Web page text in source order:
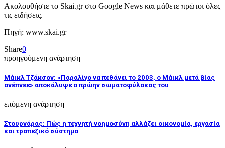
Ακολουθήστε το Skai.gr στο Google News και μάθετε πρώτοι όλες
τις ειδήσεις.
Πηγή: www.skai.gr
Share0
προηγούμενη ανάρτηση
Μάικλ Τζάκσον: «Παραλίγο να πεθάνει το 2003, ο Μάικλ μετά βίας
ανέπνεε» αποκάλυψε ο πρώην σωματοφύλακας του
επόμενη ανάρτηση
Στουρνάρας: Πώς η τεχνητή νοημοσύνη αλλάζει οικονομία, εργασία
και τραπεζικό σύστημα